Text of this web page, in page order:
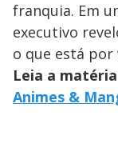
franquia. Em
executivo
o que está por
Leia a
Animes &